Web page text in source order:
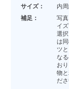
サイズ：
内
補足：
写
イズ
選
は
ツ
な
お
物
ださ